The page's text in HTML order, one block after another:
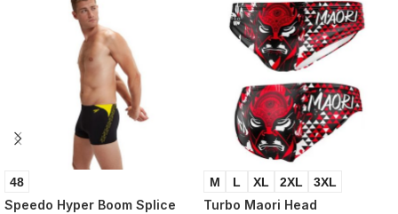
48
Speedo Hyper Boom Splice
M L XL 2XL 3XL
Turbo Maori Head